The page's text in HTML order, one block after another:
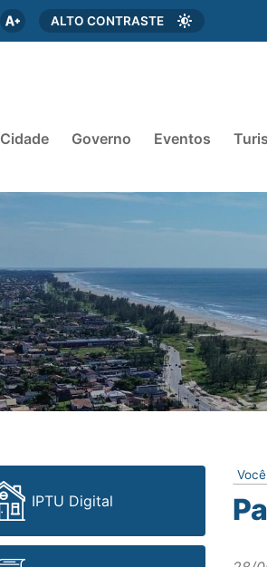
ALTO CONTRASTE
Cidade Governo Eventos
IPTU Digital